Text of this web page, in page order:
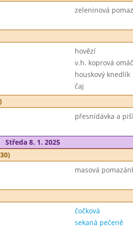
zeleninová
hovězí
v.h. koprová
houskový knedlík
čaj
přesnídávka a
Středa 8. 1. 2025
masová
čočková
sekaná pečeně